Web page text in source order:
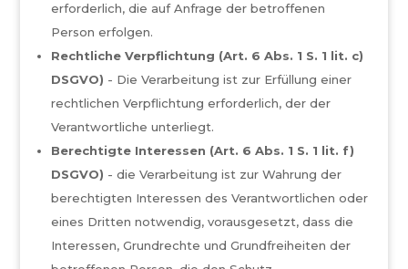
erforderlich, die auf Anfrage der betroffenen
Person erfolgen.
Rechtliche Verpflichtung (Art. 6 Abs. 1 S. 1 lit. c)
DSGVO) - Die Verarbeitung ist zur Erfüllung einer
rechtlichen Verpflichtung erforderlich, der der
Verantwortliche unterliegt.
Berechtigte Interessen (Art. 6 Abs. 1 S. 1 lit. f)
DSGVO) - die Verarbeitung ist zur Wahrung der
berechtigten Interessen des Verantwortlichen oder
eines Dritten notwendig, vorausgesetzt, dass die
Interessen, Grundrechte und Grundfreiheiten der